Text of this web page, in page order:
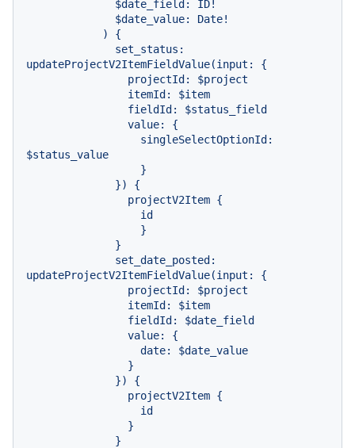
updateProjectV2ItemFieldValue(input: {
$status_value
updateProjectV2ItemFieldValue(input: {